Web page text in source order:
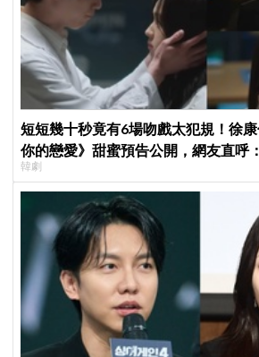
短短幾十秒竟有6場吻戲太犯規！徐
你的戀愛》甜蜜預告公開，網友直呼
韓劇